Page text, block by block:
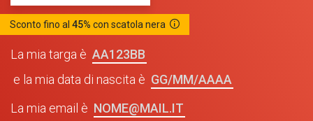
Sconto fino al 45% con scatola nera
La mia targa è
AA123BB
e la mia data di nascita è
GG/MM/AAAA
La mia email è NOME@MAIL.IT